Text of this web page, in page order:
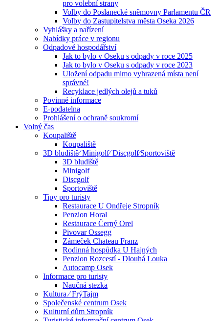
pro volební strany
Volby do Poslanecké sněmovny Parlamentu ČR
Volby do Zastupitelstva města Oseka 2026
Vyhlášky a nařízení
Nabídky práce v regionu
Odpadové hospodářství
Jak to bylo v Oseku s odpady v roce 2025
Jak to bylo v Oseku s odpady v roce 2023
Uložení odpadu mimo vyhrazená místa není
správné!
Recyklace jedlých olejů a tuků
Povinné informace
E-podatelna
Prohlášení o ochraně soukromí
Volný čas
Koupaliště
Koupaliště
3D bludiště⁄ Minigolf⁄ Discgolf⁄Sportoviště
3D bludiště
Minigolf
Discgolf
Sportoviště
Tipy pro turisty
Restaurace U Ondřeje Stropník
Penzion Horal
Restaurace Černý Orel
Pivovar Ossegg
Zámeček Chateau Franz
Rodinná hospůdka U Hajných
Penzion Rozcestí - Dlouhá Louka
Autocamp Osek
Informace pro turisty
Naučná stezka
Kultura ⁄ FrýTajm
Společenské centrum Osek
Kulturní dům Stropník